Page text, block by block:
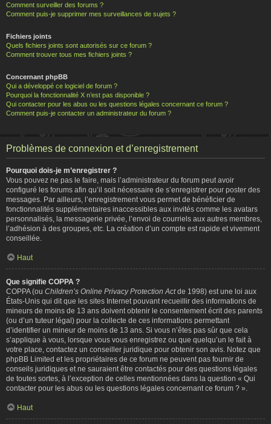
Comment surveiller des forums ?
Comment puis-je supprimer mes surveillances de sujets ?
Fichiers joints
Quels fichiers joints sont autorisés sur ce forum ?
Comment trouver tous mes fichiers joints ?
Concernant phpBB
Qui a développé ce logiciel de forum ?
Pourquoi la fonctionnalité X n’est pas disponible ?
Qui contacter pour les abus ou les questions légales concernant ce forum ?
Comment puis-je contacter un administrateur du forum ?
Problèmes de connexion et d’enregistrement
Pourquoi dois-je m’enregistrer ?
Vous pouvez ne pas le faire, mais l’administrateur du forum peut avoir
configuré les forums afin qu’il soit nécessaire de s’enregistrer pour poster des
messages. Par ailleurs, l’enregistrement vous permet de bénéficier de
fonctionnalités supplémentaires inaccessibles aux invités comme les avatars
personnalisés, la messagerie privée, l’envoi de courriels aux autres membres,
l’adhésion à des groupes, etc. La création d’un compte est rapide et vivement
conseillée.
Haut
Que signifie COPPA ?
COPPA (ou Children’s Online Privacy Protection Actde 1998) est une loi aux
États-Unis qui dit que les sites Internet pouvant recueillir des informations de
mineurs de moins de 13 ans doivent obtenir le consentement écrit des parents
(ou d’un tuteur légal) pour la collecte de ces informations permettant
d’identifier un mineur de moins de 13 ans. Si vous n’êtes pas sûr que cela
s’applique à vous, lorsque vous vous enregistrez ou que quelqu’un le fait à
votre place, contactez un conseiller juridique pour obtenir son avis. Notez que
phpBB Limited et les propriétaires de ce forum ne peuvent pas fournir de
conseils juridiques et ne sauraient être contactés pour des questions légales
de toutes sortes, à l’exception de celles mentionnées dans la question « Qui
contacter pour les abus ou les questions légales concernant ce forum ? ».
Haut